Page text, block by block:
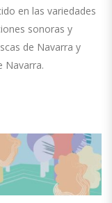
en las variedades
sonoras y
de Navarra y
Navarra.